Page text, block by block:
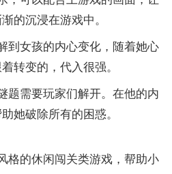
的沉浸在游戏中。
女孩的内心变化，随着她心
转变的，代入很强。
需要玩家们解开。在他的内
她破除所有的困惑。
的休闲闯关类游戏，帮助小